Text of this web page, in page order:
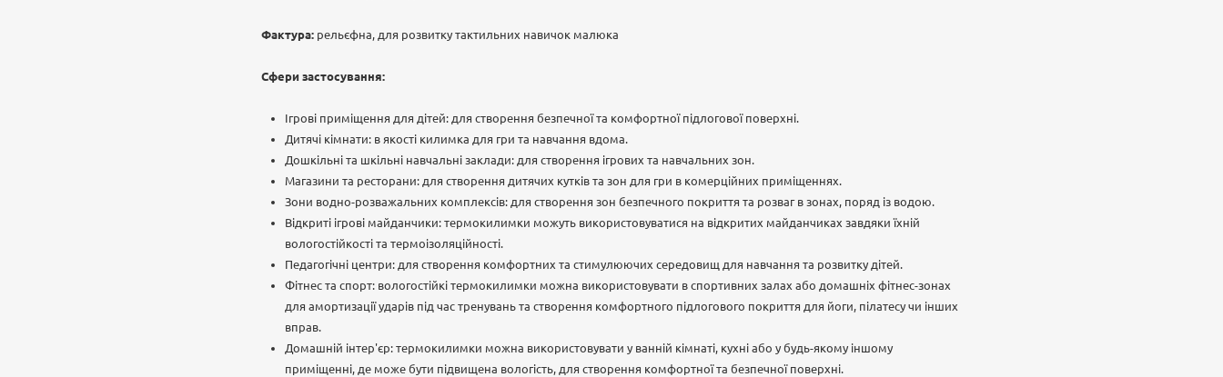
Фактура: рельєфна, для розвитку тактильних навичок малюка
Сфери застосування:
Ігрові приміщення для дітей: для створення безпечної та комфортної підлогової поверхні.
Дитячі кімнати: в якості килимка для гри та навчання вдома.
Дошкільні та шкільні навчальні заклади: для створення ігрових та навчальних зон.
Магазини та ресторани: для створення дитячих кутків та зон для гри в комерційних приміщеннях.
Зони водно-розважальних комплексів: для створення зон безпечного покриття та розваг в зонах, поряд із водою.
Відкриті ігрові майданчики: термокилимки можуть використовуватися на відкритих майданчиках завдяки їхній
вологостійкості та термоізоляційності.
Педагогічні центри: для створення комфортних та стимулюючих середовищ для навчання та розвитку дітей.
Фітнес та спорт: вологостійкі термокилимки можна використовувати в спортивних залах або домашніх фітнес-зонах
для амортизації ударів під час тренувань та створення комфортного підлогового покриття для йоги, пілатесу чи інших
вправ.
Домашній інтер'єр: термокилимки можна використовувати у ванній кімнаті, кухні або у будь-якому іншому
приміщенні, де може бути підвищена вологість, для створення комфортної та безпечної поверхні.